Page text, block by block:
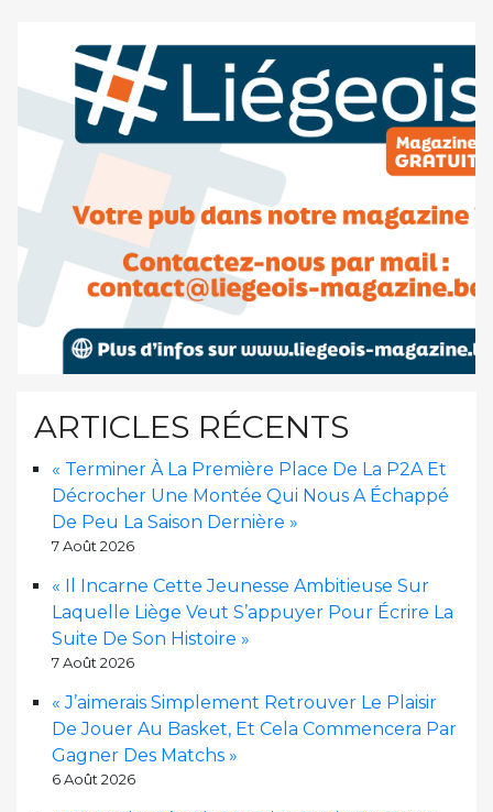
ARTICLES RÉCENTS
« Terminer À La Première Place De La P2A Et
Décrocher Une Montée Qui Nous A Échappé
De Peu La Saison Dernière »
7 Août 2026
« Il Incarne Cette Jeunesse Ambitieuse Sur
Laquelle Liège Veut S’appuyer Pour Écrire La
Suite De Son Histoire »
7 Août 2026
« J’aimerais Simplement Retrouver Le Plaisir
De Jouer Au Basket, Et Cela Commencera Par
Gagner Des Matchs »
6 Août 2026